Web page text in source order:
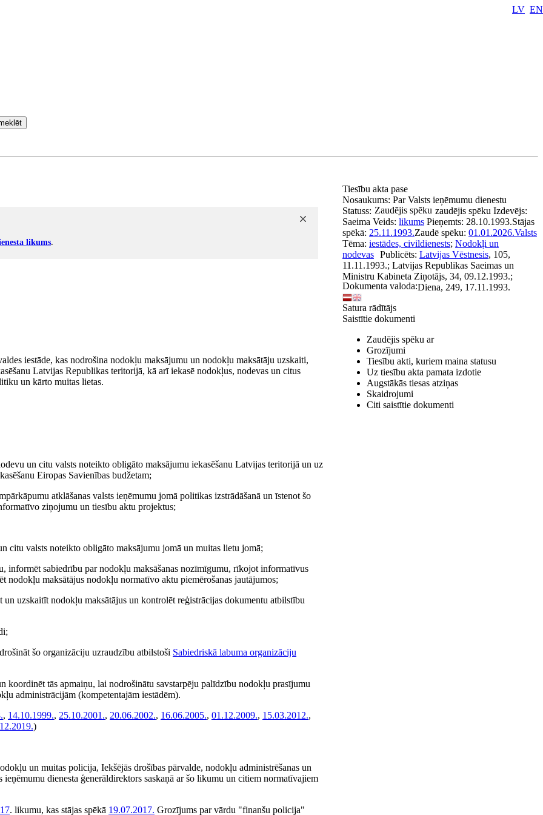
LV EN
likums.
iestāde, kas nodrošina nodokļu maksājumu un nodokļu maksātāju uzskaiti,
Latvijas Republikas teritorijā, kā arī iekasē nodokļus, nodevas un citus
un kārto muitas lietas.
un citu valsts noteikto obligāto maksājumu iekasēšanu Latvijas teritorijā un uz
Eiropas Savienības budžetam;
atklāšanas valsts ieņēmumu jomā politikas izstrādāšanā un īstenot šo
ziņojumu un tiesību aktu projektus;
citu valsts noteikto obligāto maksājumu jomā un muitas lietu jomā;
informēt sabiedrību par nodokļu maksāšanas nozīmīgumu, rīkojot informatīvus
maksātājus nodokļu normatīvo aktu piemērošanas jautājumos;
uzskaitīt nodokļu maksātājus un kontrolēt reģistrācijas dokumentu atbilstību
šo organizāciju uzraudzību atbilstoši Sabiedriskā labuma organizāciju
koordinēt tās apmaiņu, lai nodrošinātu savstarpēju palīdzību nodokļu prasījumu
administrācijām (kompetentajām iestādēm).
, 14.10.1999., 25.10.2001., 20.06.2002., 16.06.2005., 01.12.2009., 15.03.2012.,
)
un muitas policija, Iekšējās drošības pārvalde, nodokļu administrēšanas un
dienesta ģenerāldirektors saskaņā ar šo likumu un citiem normatīvajiem
. likumu, kas stājas spēkā 19.07.2017. Grozījums par vārdu "finanšu policija"
Tiesību akta pase
Nosaukums: Par Valsts ieņēmumu dienestu
Statuss: Zaudējis spēku zaudējis spēku Izdevējs:
Saeima Veids: likums Pieņemts: 28.10.1993.Stājas
spēkā: 25.11.1993.Zaudē spēku: 01.01.2026.
Tēma:
Valsts
iestādes, civildienests; Nodokļi un
nodevas Publicēts: Latvijas Vēstnesis, 105,
11.11.1993.; Latvijas Republikas Saeimas un
Ministru Kabineta Ziņotājs, 34, 09.12.1993.;
Diena, 249, 17.11.1993.
Dokumenta valoda:
Satura rādītājs
Saistītie dokumenti
Zaudējis spēku ar
Grozījumi
Tiesību akti, kuriem maina statusu
Uz tiesību akta pamata izdotie
Augstākās tiesas atziņas
Skaidrojumi
Citi saistītie dokumenti